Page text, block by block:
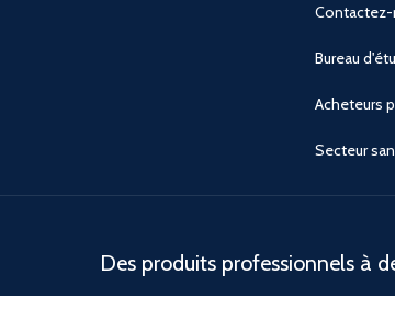
Bureau
Acheteurs
Secteur
Des produits professionnels à